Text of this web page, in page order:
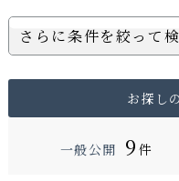
さらに条件を絞って
お探し
一般公開 9 件